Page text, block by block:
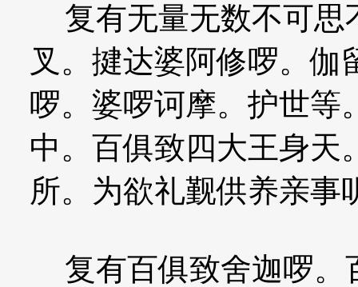
复有无量无数不可思
叉。揵达婆阿修啰。伽
啰。婆啰诃摩。护世等
中。百俱致四大王身天
所。为欲礼觐供养亲事
复有百俱致舍迦啰。